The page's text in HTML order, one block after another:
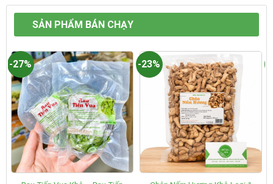
SẢN PHẨM BÁN CHẠY
-27% -23%